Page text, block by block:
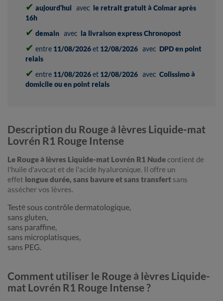
✔ aujourd'hui avec le retrait gratuit à Colmar après
16h
✔ demain avec la livraison express Chronopost
✔ entre 11/08/2026et 12/08/2026 avec DPD en point
relais
✔ entre 11/08/2026et 12/08/2026 avec Colissimo à
domicile ou en point relais
Description du Rouge à lèvres Liquide-mat
Lovrén R1 Rouge Intense
Le Rouge à lèvres Liquide-mat Lovrén R1 Nudecontient de
l'huile d'avocat et de l'acide hyaluronique. Il offre un
effet longue durée, sans bavure et sans transfert sans
assécher vos lèvres.
Testé sous contrôle dermatologique,
sans gluten,
sans paraffine,
sans microplatisques,
sans PEG.
Comment utiliser le Rouge à lèvres Liquide-
mat Lovrén R1 Rouge Intense ?